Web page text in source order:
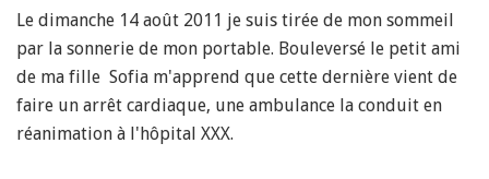
Le dimanche 14 août 2011 je suis tirée de mon sommeil
par la sonnerie de mon portable. Bouleversé le petit ami
de ma fille Sofia m'apprend que cette dernière vient de
faire un arrêt cardiaque, une ambulance la conduit en
réanimation à l'hôpital XXX.